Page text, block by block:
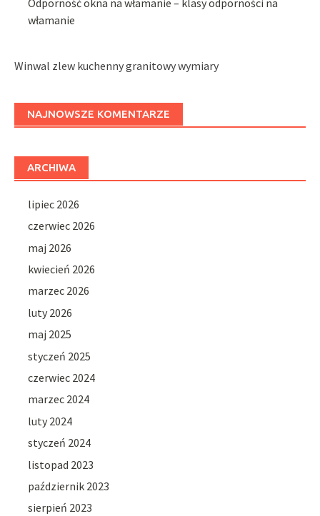
włamanie
Winwal zlew kuchenny granitowy wymiary
NAJNOWSZE KOMENTARZE
ARCHIWA
lipiec 2026
czerwiec 2026
maj 2026
kwiecień 2026
marzec 2026
luty 2026
maj 2025
styczeń 2025
czerwiec 2024
marzec 2024
luty 2024
styczeń 2024
listopad 2023
październik 2023
sierpień 2023